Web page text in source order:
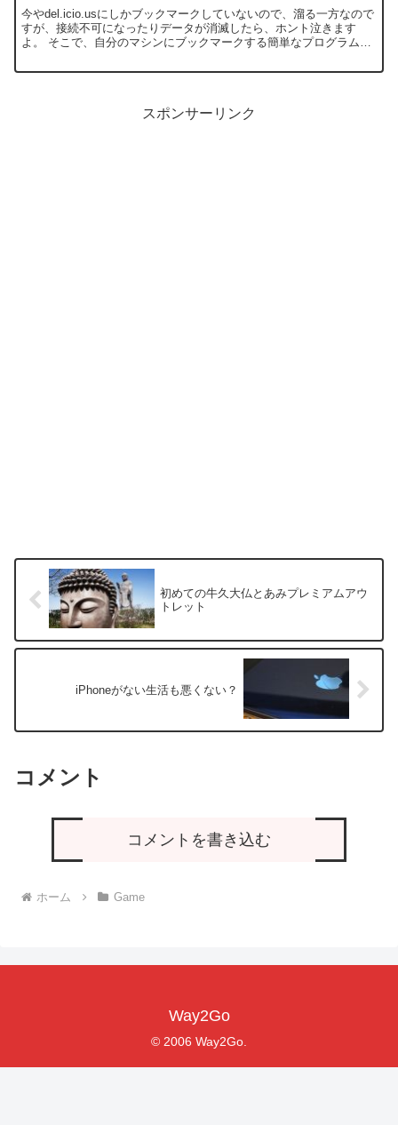
今やdel.icio.usにしかブックマークしていないので、溜る一方なので
すが、接続不可になったりデータが消滅したら、ホント泣きます
よ。 そこで、自分のマシンにブックマークする簡単なプログラムを
スポンサーリンク
初めての牛久大仏とあみプレミアムアウ
トレット
iPhoneがない生活も悪くない？
コメント
コメントを書き込む
ホーム Game
Way2Go
© 2006 Way2Go.